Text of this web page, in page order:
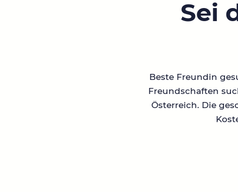
Sei
Beste Freundin
Freundschaften
Österreich. Die